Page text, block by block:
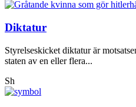
Diktatur
Styrelseskicket diktatur är
staten av en eller flera...
Sh